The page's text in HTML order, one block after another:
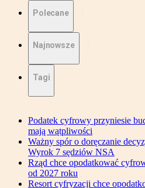
Polecane
Najnowsze
Tagi
Podatek cyfrowy przyniesie
mają wątpliwości
Ważny spór o doręczanie
Wyrok 7 sędziów NSA
Rząd chce opodatkować
od 2027 roku
Resort cyfryzacji chce